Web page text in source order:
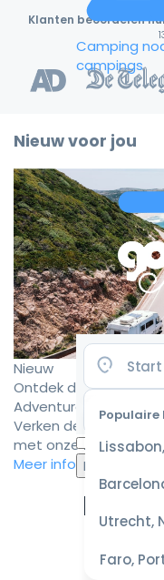
Camping
campings
Populaire
Utrecht,
Faro,
Klanten beoordelen
Nieuw voor jou
Nieuw
Ontdek de mooiste
Adventures
Verken de mooiste
met onze zorgvuldig
Meer informatie